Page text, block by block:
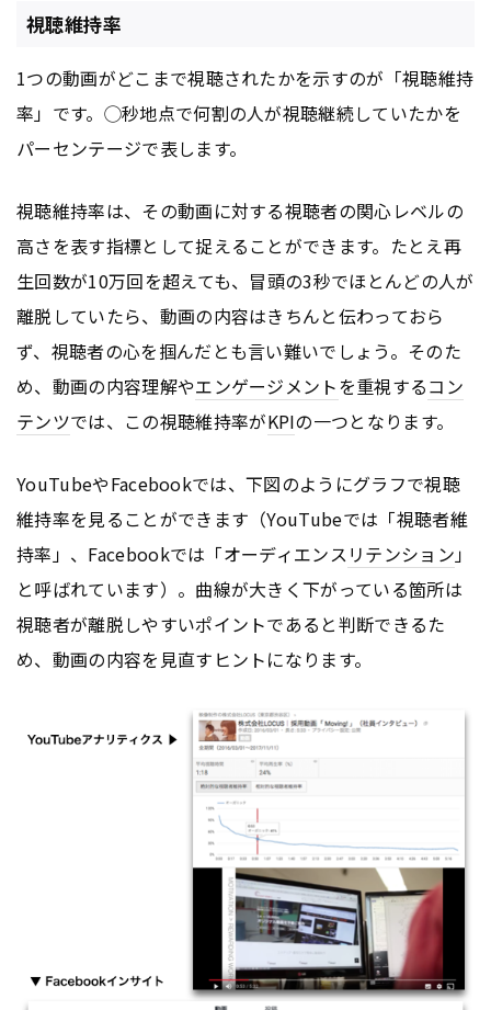
視聴維持率
1つの動画がどこまで視聴されたかを示すのが「視聴維持
率」です。◯秒地点で何割の人が視聴継続していたかを
パーセンテージで表します。
視聴維持率は、その動画に対する視聴者の関心レベルの
高さを表す指標として捉えることができます。たとえ再
生回数が10万回を超えても、冒頭の3秒でほとんどの人が
離脱していたら、動画の内容はきちんと伝わっておら
ず、視聴者の心を掴んだとも言い難いでしょう。そのた
め、動画の内容理解やエンゲージメントを重視するコン
テンツでは、この視聴維持率がKPIの一つとなります。
YouTubeやFacebookでは、下図のようにグラフで視聴
維持率を見ることができます（YouTubeでは「視聴者維
持率」、Facebookでは「オーディエンス リテンション 」
と呼ばれています）。曲線が大きく下がっている箇所は
視聴者が離脱しやすいポイントであると判断できるた
め、動画の内容を見直すヒントになります。